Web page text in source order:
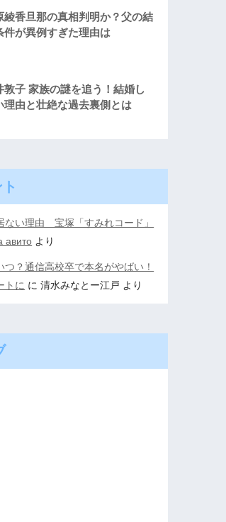
綾香旦那の真相判明か？父の結
件が異例すぎた理由は
敦子 家族の謎を追う！結婚し
理由と壮絶な過去裏側とは
ない理由 宝塚「すみれコード」
авито より
つ？通信高校卒で本名がやばい！
トに に清水みなとー江戸 より